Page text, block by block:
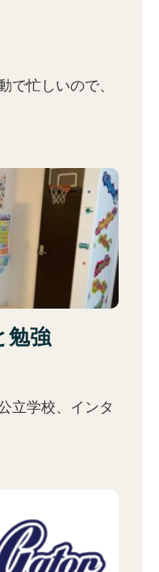
忙しいので、
勉強
立学校、インタ